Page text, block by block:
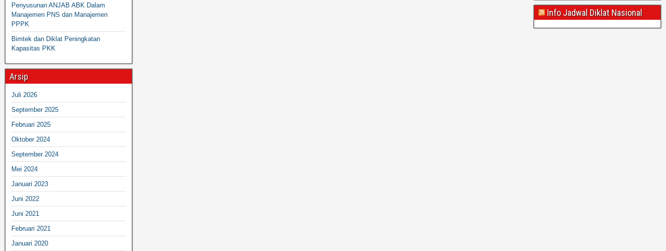
Penyusunan ANJAB ABK Dalam
Manajemen PNS dan Manajemen
PPPK
Bimtek dan Diklat Peningkatan
Kapasitas PKK
Arsip
Juli 2026
September 2025
Februari 2025
Oktober 2024
September 2024
Mei 2024
Januari 2023
Juni 2022
Juni 2021
Februari 2021
Januari 2020
Info Jadwal Diklat Nasional